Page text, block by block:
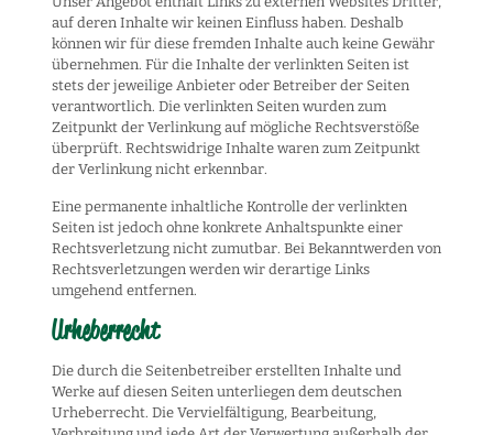
auf deren Inhalte wir keinen Einfluss haben. Deshalb
können wir für diese fremden Inhalte auch keine Gewähr
übernehmen. Für die Inhalte der verlinkten Seiten ist
stets der jeweilige Anbieter oder Betreiber der Seiten
verantwortlich. Die verlinkten Seiten wurden zum
Zeitpunkt der Verlinkung auf mögliche Rechtsverstöße
überprüft. Rechtswidrige Inhalte waren zum Zeitpunkt
der Verlinkung nicht erkennbar.
Eine permanente inhaltliche Kontrolle der verlinkten
Seiten ist jedoch ohne konkrete Anhaltspunkte einer
Rechtsverletzung nicht zumutbar. Bei Bekanntwerden von
Rechtsverletzungen werden wir derartige Links
umgehend entfernen.
Urheberrecht
Die durch die Seitenbetreiber erstellten Inhalte und
Werke auf diesen Seiten unterliegen dem deutschen
Urheberrecht. Die Vervielfältigung, Bearbeitung,